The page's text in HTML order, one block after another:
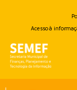
Acesso à